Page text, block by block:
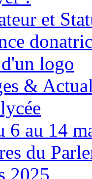
et
logo
&
6 au 14
du
2025